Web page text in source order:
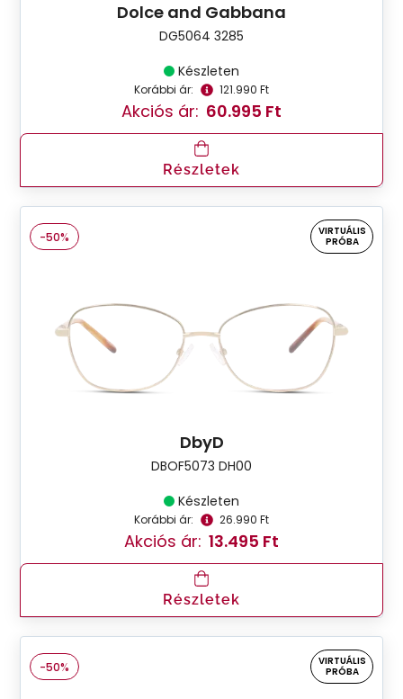
Dolce and Gabbana
DG5064 3285
Készleten
Korábbi ár: 121.990 Ft
Akciós ár: 60.995 Ft
Részletek
-50%
VIRTUÁLIS
PRÓBA
DbyD
DBOF5073 DH00
Készleten
Korábbi ár: 26.990 Ft
Akciós ár: 13.495 Ft
Részletek
-50%
VIRTUÁLIS
PRÓBA